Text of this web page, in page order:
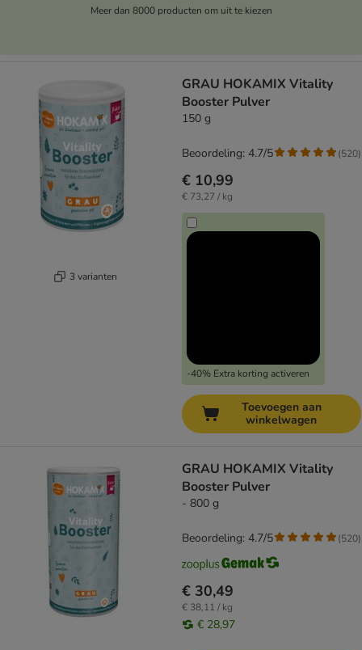
Meer dan 8000 producten om uit te kiezen
3 varianten
GRAU HOKAMIX Vitality
Booster Pulver
150 g
€ 10,99
€ 73,27 / kg
-40% Extra korting activeren
Beoordeling: 4.7/5 (520)
Toevoegen aan
winkelwagen
GRAU HOKAMIX Vitality
Booster Pulver
- 800 g
€ 30,49
€ 38,11 / kg
€ 28,97
Beoordeling: 4.7/5 (520)